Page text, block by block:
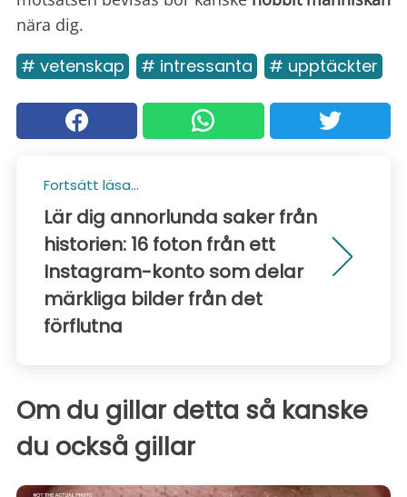
nära dig.
# vetenskap # intressanta # upptäckter
Fortsätt läsa...
Lär dig annorlunda saker från
historien: 16 foton från ett
Instagram-konto som delar
märkliga bilder från det
förflutna
Om du gillar detta så kanske
du också gillar